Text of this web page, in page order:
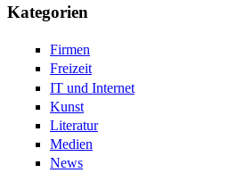
Kategorien
Firmen
Freizeit
IT und Internet
Kunst
Literatur
Medien
News